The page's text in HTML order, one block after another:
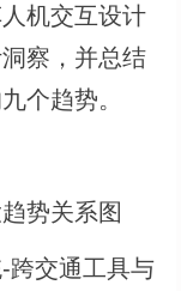
机交互设计
察，并总结
个趋势。
势关系图
跨交通工具与